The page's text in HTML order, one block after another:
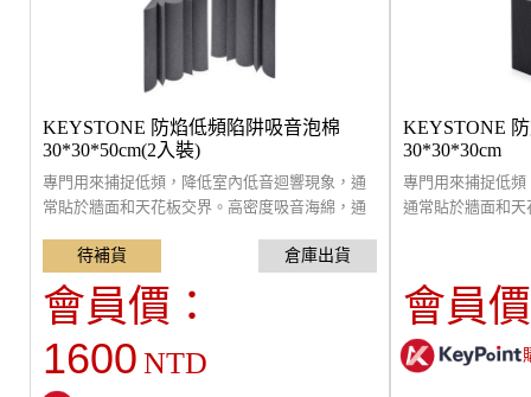
KEYSTONE 防焰低頻陷阱吸音泡棉
30*30*50cm(2入裝)
專門用來捕捉低頻，降低室內低音迴響現象，通
常貼於牆面和天花板交界。高密度吸音海綿，通
角，使用噴膠或透過輔助的懸掛配件進行掛裝。
會員價：
1600 NTD
KEYSTONE
30*30*30cm
專門用來捕捉低
通常貼於牆面和天
或透過輔助的懸
會員